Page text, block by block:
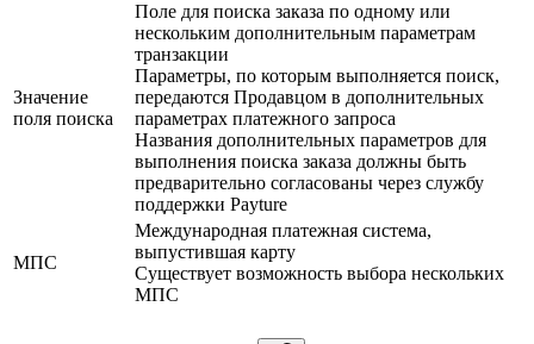
Значение
поля поиска
Поле для поиска заказа по одному или
нескольким дополнительным параметрам
транзакции
Параметры, по которым выполняется поиск,
передаются Продавцом в дополнительных
параметрах платежного запроса
Названия дополнительных параметров для
выполнения поиска заказа должны быть
предварительно согласованы через службу
поддержки Payture
МПС
Международная платежная система,
выпустившая карту
Существует возможность выбора нескольких
МПС